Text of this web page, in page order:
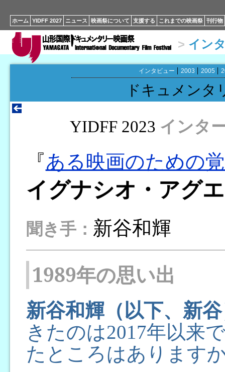
ホーム YIDFF 2027 ニュース 映画祭について 支援する これまでの映画祭 刊行物
> イン
インタビュー 2003 2005
ドキュメン
YIDFF 2023 インタ
『ある映画のための
イグナシオ・アグ
聞き手： 新谷和輝
1989年の思い出
新谷和輝（以下、新
きたのは2017年以来
たところはあります